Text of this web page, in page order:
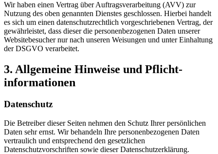
Wir haben einen Vertrag über Auftragsverarbeitung (AVV) zur
Nutzung des oben genannten Dienstes geschlossen. Hierbei handelt
es sich um einen datenschutzrechtlich vorgeschriebenen Vertrag, der
gewährleistet, dass dieser die personenbezogenen Daten unserer
Websitebesucher nur nach unseren Weisungen und unter Einhaltung
der DSGVO verarbeitet.
3. Allgemeine Hinweise und Pflicht­
informationen
Datenschutz
Die Betreiber dieser Seiten nehmen den Schutz Ihrer persönlichen
Daten sehr ernst. Wir behandeln Ihre personenbezogenen Daten
vertraulich und entsprechend den gesetzlichen
Datenschutzvorschriften sowie dieser Datenschutzerklärung.